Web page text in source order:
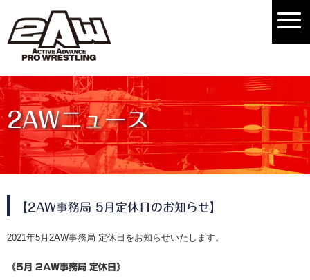
2AWニュース
【2AW事務局 5月定休日のお知らせ】
2021年5月2AW事務局 定休日をお知らせいたします。
《5月 2AW事務局 定休日》